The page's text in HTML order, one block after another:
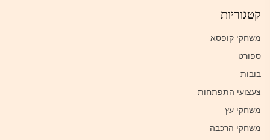
קטגוריות
משחקי קופסא
ספורט
בובות
צעצועי התפתחות
משחקי עץ
משחקי הרכבה